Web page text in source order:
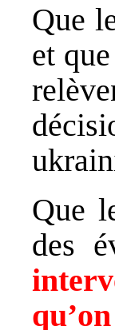
Que
et
Que
des